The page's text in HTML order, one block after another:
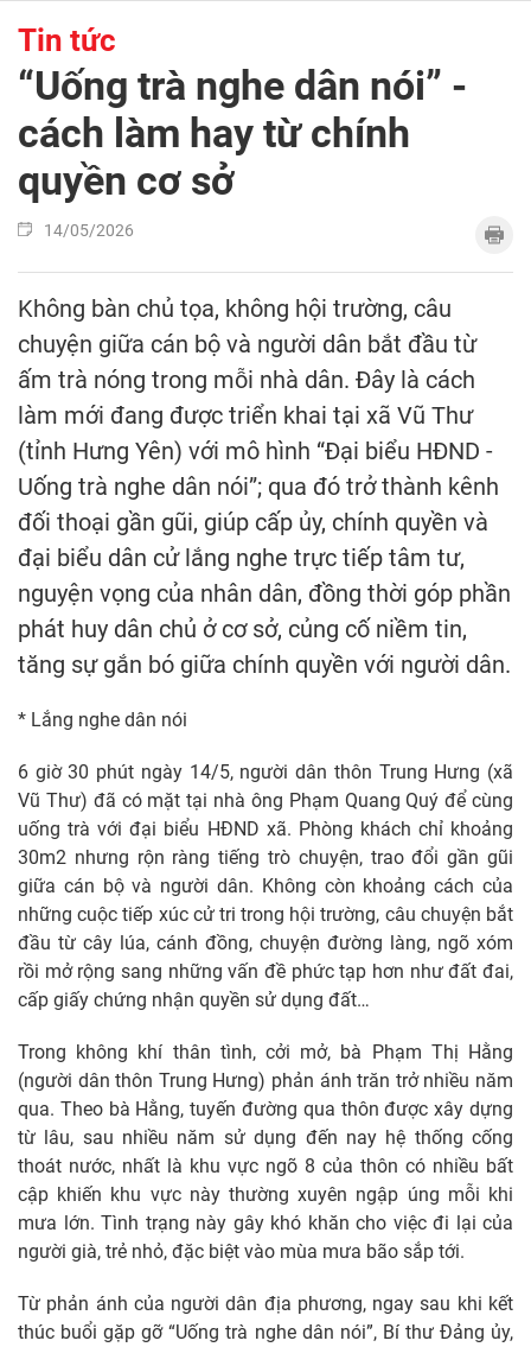
Tin tức
“Uống trà nghe dân nói” -
cách làm hay từ chính
quyền cơ sở
14/05/2026
Không bàn chủ tọa, không hội trường, câu
chuyện giữa cán bộ và người dân bắt đầu từ
ấm trà nóng trong mỗi nhà dân. Đây là cách
làm mới đang được triển khai tại xã Vũ Thư
(tỉnh Hưng Yên) với mô hình “Đại biểu HĐND -
Uống trà nghe dân nói”; qua đó trở thành kênh
đối thoại gần gũi, giúp cấp ủy, chính quyền và
đại biểu dân cử lắng nghe trực tiếp tâm tư,
nguyện vọng của nhân dân, đồng thời góp phần
phát huy dân chủ ở cơ sở, củng cố niềm tin,
tăng sự gắn bó giữa chính quyền với người dân.
* Lắng nghe dân nói
6 giờ 30 phút ngày 14/5, người dân thôn Trung Hưng (xã
Vũ Thư) đã có mặt tại nhà ông Phạm Quang Quý để cùng
uống trà với đại biểu HĐND xã. Phòng khách chỉ khoảng
30m2 nhưng rộn ràng tiếng trò chuyện, trao đổi gần gũi
giữa cán bộ và người dân. Không còn khoảng cách của
những cuộc tiếp xúc cử tri trong hội trường, câu chuyện bắt
đầu từ cây lúa, cánh đồng, chuyện đường làng, ngõ xóm
rồi mở rộng sang những vấn đề phức tạp hơn như đất đai,
cấp giấy chứng nhận quyền sử dụng đất…
Trong không khí thân tình, cởi mở, bà Phạm Thị Hằng
(người dân thôn Trung Hưng) phản ánh trăn trở nhiều năm
qua. Theo bà Hằng, tuyến đường qua thôn được xây dựng
từ lâu, sau nhiều năm sử dụng đến nay hệ thống cống
thoát nước, nhất là khu vực ngõ 8 của thôn có nhiều bất
cập khiến khu vực này thường xuyên ngập úng mỗi khi
mưa lớn. Tình trạng này gây khó khăn cho việc đi lại của
người già, trẻ nhỏ, đặc biệt vào mùa mưa bão sắp tới.
Từ phản ánh của người dân địa phương, ngay sau khi kết
thúc buổi gặp gỡ “Uống trà nghe dân nói”, Bí thư Đảng ủy,